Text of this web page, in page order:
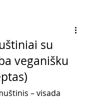
su
veganišku
– visada